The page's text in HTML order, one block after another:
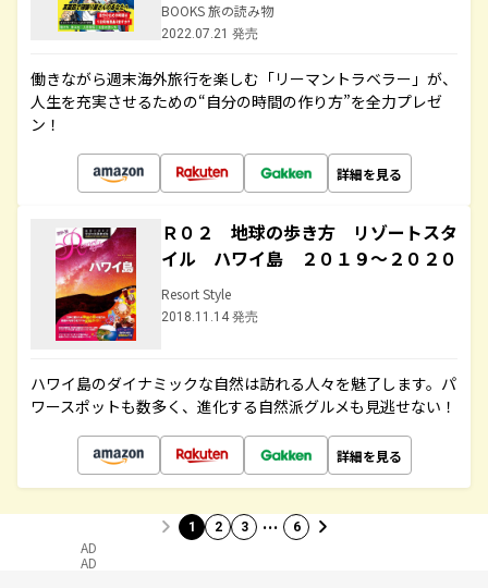
BOOKS 旅の読み物
2022.07.21 発売
働きながら週末海外旅行を楽しむ「リーマントラベラー」が、
人生を充実させるための“自分の時間の作り方”を全力プレゼ
ン！
詳細を見る
Ｒ０２ 地球の歩き方 リゾートスタ
イル ハワイ島 ２０１９～２０２０
Resort Style
2018.11.14 発売
ハワイ島のダイナミックな自然は訪れる人々を魅了します。パ
ワースポットも数多く、進化する自然派グルメも見逃せない！
詳細を見る
1 2 3 … 6
AD
AD